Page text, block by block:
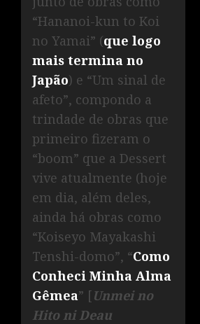
“Hananoi-kun to Koi
no Yamai” (que logo
mais termina no
Japão) e “Um sinal de
afeto”, compondo a
trindade de obras que
primeiro fizeram o
“boom” que a Dessert
vive atualmente (hoje
em dia, além deles,
ainda há obras como
“Koiseyo Mayakashi
Tenshi-domo”, “Como
Conheci Minha Alma
Gêmea” [Unmei no
Hito ni Deau